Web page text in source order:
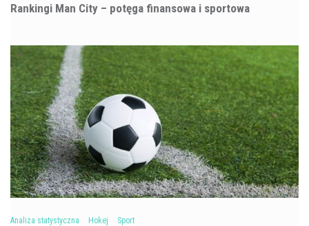
Rankingi Man City – potęga finansowa i sportowa
Analiza statystyczna Hokej Sport